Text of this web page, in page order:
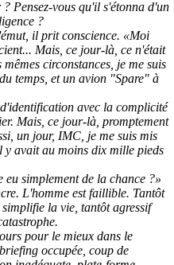
Pensez-vous qu'il s'étonna d'un
?
il prit conscience. «Moi
Mais, ce jour-là, ce n'était
circonstances, je me suis
temps, et un avion "Spare" à
avec la complicité
Mais, ce jour-là, promptement
un jour, IMC, je me suis mis
y avait au moins dix mille pieds
simplement de la chance ?»
L'homme est faillible. Tantôt
la vie, tantôt agressif
pour le mieux dans le
occupée, coup de